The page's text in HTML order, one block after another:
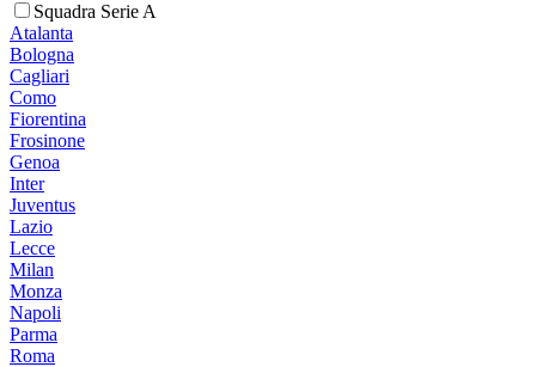
Squadra Serie A
Atalanta
Bologna
Cagliari
Como
Fiorentina
Frosinone
Genoa
Inter
Juventus
Lazio
Lecce
Milan
Monza
Napoli
Parma
Roma